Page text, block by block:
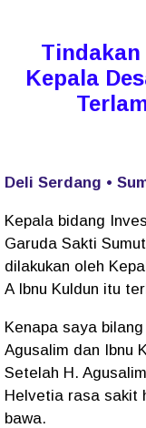
Tindakan
Kepala
Deli Serdang •
Kepala bidang
Garuda Sakti
dilakukan oleh
A Ibnu Kuldun itu
Kenapa saya
Agusalim dan Ibnu
Setelah H.
Helvetia rasa sakit
bawa.